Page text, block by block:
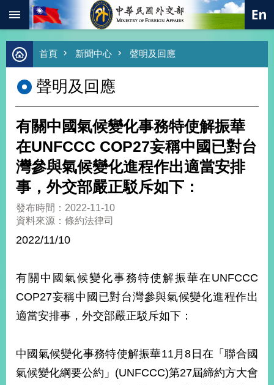
跳到主要內容區塊
進
階
尋
熱
總
合
外
交
價
值
經
濟
不
台
海
首頁 新聞中心 聲明及回應
聲明及回應
有關中國氣候變化事務特使解振華
在UNFCCC COP27妄稱中國已對台
灣參與氣候變化進程作出適當安排
事，外交部嚴正駁斥如下：
發布時間：2022-11-10
資料來源：條約法律司
2022/11/10
有關中國氣候變化事務特使解振華在UNFCCC
COP27妄稱中國已對台灣參與氣候變化進程作出
適當安排事，外交部嚴正駁斥如下：
中國氣候變化事務特使解振華11月8日在「聯合國
氣候變化綱要公約」(UNFCCC)第27屆締約方大會